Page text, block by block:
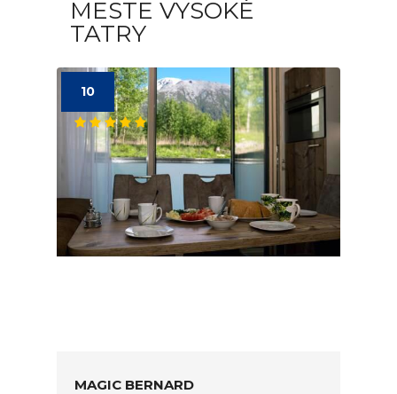
MESTE VYSOKÉ
TATRY
10
MAGIC BERNARD